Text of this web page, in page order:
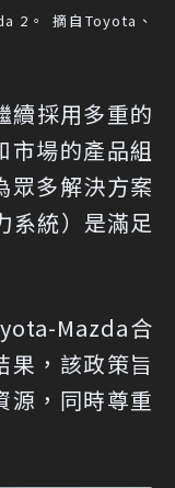
2。 摘自Toyota、
續採用多重的
市場的產品組
眾多解決方案
系統）是滿足
Mazda合
果，該政策旨
源，同時尊重